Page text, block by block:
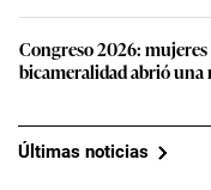
Congreso 2026:
bicameralidad abrió una
Últimas noticias